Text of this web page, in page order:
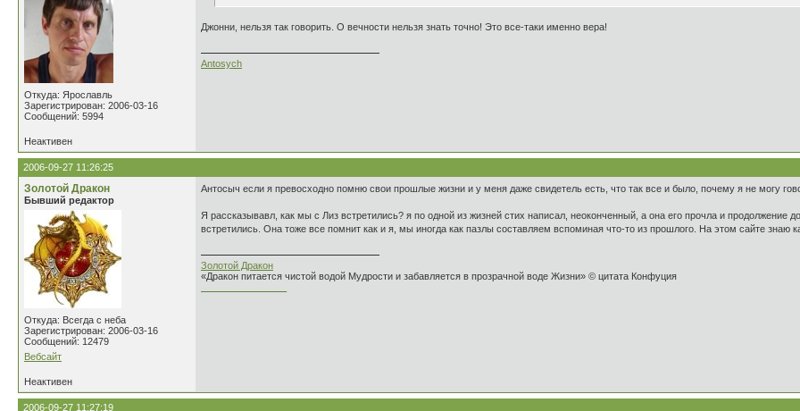
Откуда: Ярославль
Зарегистрирован: 2006-03-16
Сообщений: 5994
Джонни, нельзя так говорить. О вечности нельзя знать точно! Это все-таки именно вера!
Antosych
Неактивен
2006-09-27 11:26:25
Золотой Дракон
Бывший редактор
Откуда: Всегда с неба
Зарегистрирован: 2006-03-16
Сообщений: 12479
Вебсайт
Антосыч если я превосходно помню свои прошлые жизни и у меня даже свидетель есть, что так все и было, почему я не могу
Я рассказывавл, как мы с Лиз встретились? я по одной из жизней стих написал, неоконченный, а она его прочла и продолжение
встретились. Она тоже все помнит как и я, мы иногда как пазлы составляем вспоминая что-то из прошлого. На этом сайте
Золотой Дракон
«Дракон питается чистой водой Мудрости и забавляется в прозрачной воде Жизни» © цитата Конфуция
Неактивен
2006-09-27 11:27:19